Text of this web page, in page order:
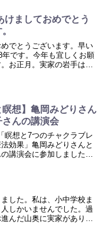
けましておめでとう
でとうございます。早い
年です。今年も宜しくお願
お正月。実家の岩手はほ
瞑想】亀岡みどりさん
さんの講演会
瞑想と7つのチャクラブレ
効果」亀岡みどりさんと
講演会に参加しました。
を会場のみなさんで嗅が
。こ...
した。私は、小中学校ま
しかいませんでした。過
んだ山奥に実家がありま